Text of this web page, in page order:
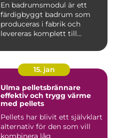
En badrumsmodul är ett
färdigbyggt badrum som
produceras i fabrik och
levereras komplett till
15. jan
Ulma pelletsbrännare
effektiv och trygg värme
med pellets
Pellets har blivit ett självklart
alternativ för den som vill
kombinera låg